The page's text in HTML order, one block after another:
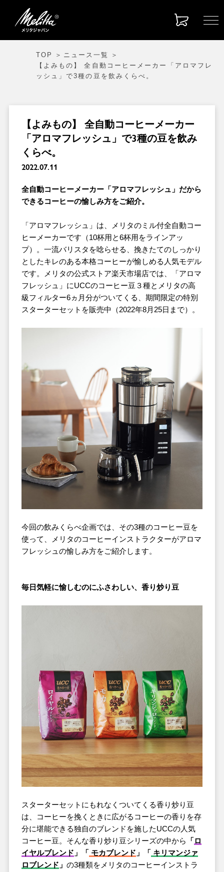
TOP
ニュース一覧
【よみもの】 全自動コーヒーメーカー「アロマフレ
ッシュ」で3種の豆を飲みくらべ。
【よみもの】 全自動コーヒーメーカー
「アロマフレッシュ」で3種の豆を飲み
くらべ。
2022.07.11
全自動コーヒーメーカー「アロマフレッシュ」だから
できるコーヒーの愉しみ方をご紹介。
「アロマフレッシュ」は、メリタのミル付全自動コー
ヒーメーカーです（10杯用と6杯用をラインアッ
プ）。一流バリスタを唸らせる、挽きたてのしっかり
としたキレのある本格コーヒーが愉しめる人気モデル
です。メリタの公式ストア楽天市場店では、「アロマ
フレッシュ」にUCCのコーヒー豆３種とメリタの高
級フィルター6ヵ月分がついてくる、期間限定の特別
スターターセットを販売中（2022年8月25日まで）。
今回の飲みくらべ企画では、その3種のコーヒー豆を
使って、メリタのコーヒーインストラクターがアロマ
フレッシュの愉しみ方をご紹介します。
毎日気軽に愉しむのにふさわしい、香り炒り豆
スターターセットにもれなくついてくる香り炒り豆
は、コーヒーを挽くときに広がるコーヒーの香りを存
分に堪能できる独自のブレンドを施したUCCの人気
コーヒー豆。そんな香り炒り豆シリーズの中から
「ロ
イヤルブレンド 」「 モカブレンド 」「 キリマンジァ
ロブレンド 」 の3種類をメリタのコーヒーインストラ